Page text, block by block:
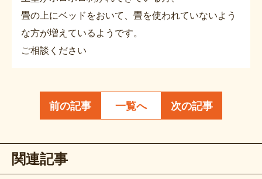
畳の上にベッドをおいて、畳を使われていないよう
な方が増えているようです。
ご相談ください
前の記事 一覧へ 次の記事
関連記事